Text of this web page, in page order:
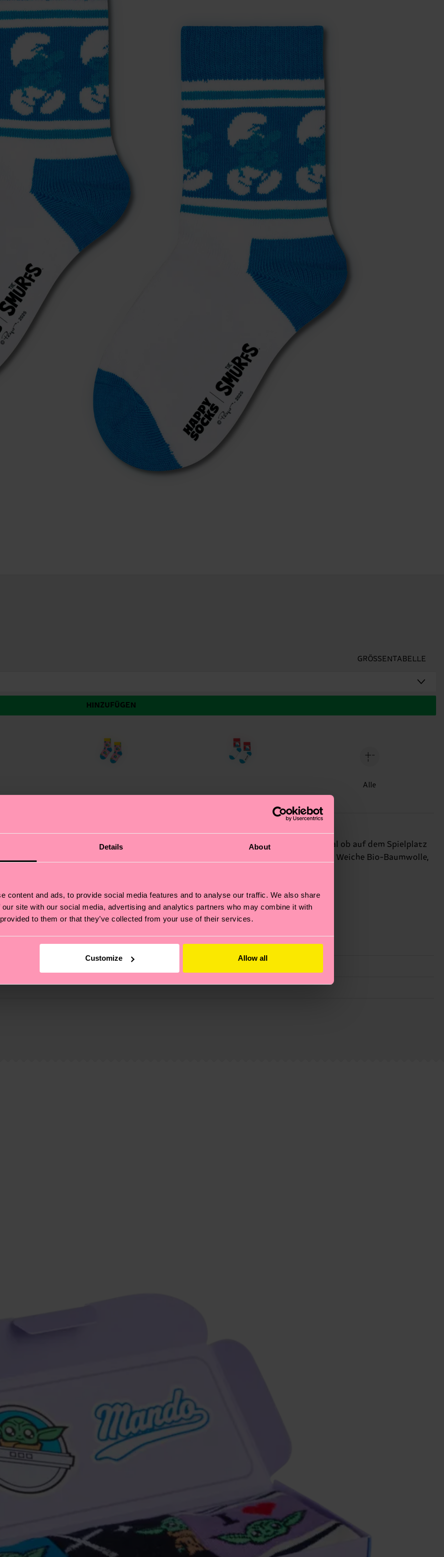
Details About
content and ads, to provide social media features and to analyse our traffic. We also share
site with our social media, advertising and analytics partners who may combine it with
to them or that they’ve collected from your use of their services.
Customize Allow all
GRÖSSENTABELLE
HINZUFÜGEN
Alle
Schlumpf-Look in klassischem Blau wirst du zum Helden jeder Expedition – egal ob auf dem Spielplatz
Socken nie verlorengehen, und das Muster passt perfekt zur Erwachsenenversion. Weiche Bio-Baumwolle,
der alles mitmacht!
– es geht auch um eine ethische Lieferkette, die Reduzierung von Emissionen, die richtige Pflege von